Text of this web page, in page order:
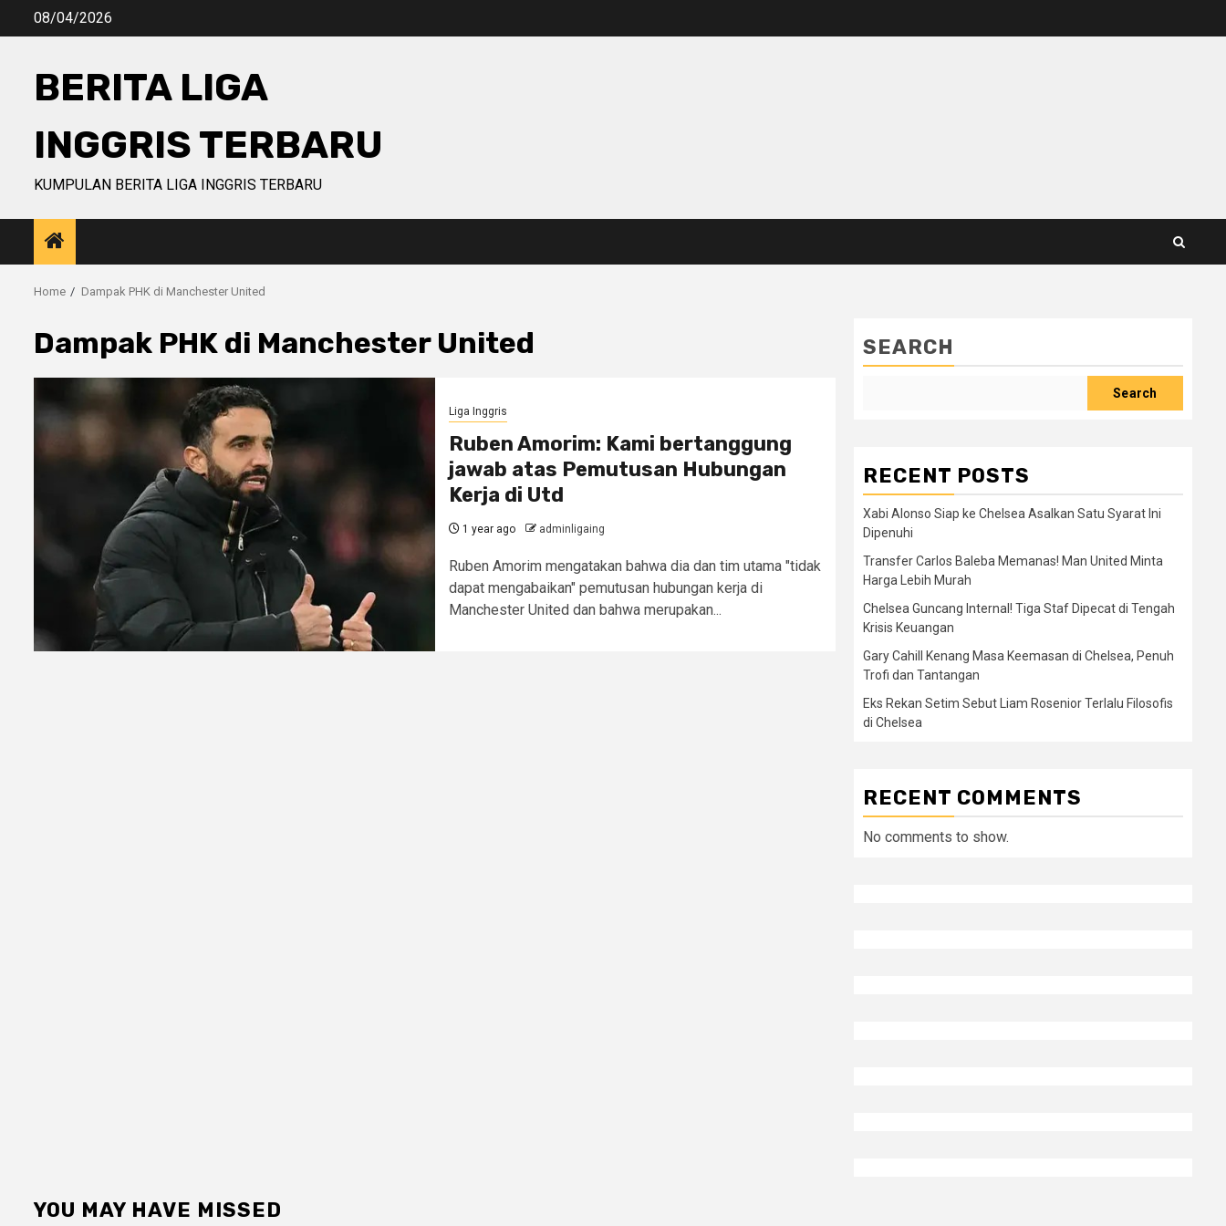
08/04/2026
BERITA LIGA
INGGRIS TERBARU
KUMPULAN BERITA LIGA INGGRIS TERBARU
Home Dampak PHK di Manchester United
Dampak PHK di Manchester United
Liga Inggris
Ruben Amorim: Kami bertanggung
jawab atas Pemutusan Hubungan
Kerja di Utd
1 year ago adminligaing
Ruben Amorim mengatakan bahwa dia dan tim utama "tidak
dapat mengabaikan" pemutusan hubungan kerja di
Manchester United dan bahwa merupakan...
SEARCH
Search
RECENT POSTS
Xabi Alonso Siap ke Chelsea Asalkan Satu Syarat Ini
Dipenuhi
Transfer Carlos Baleba Memanas! Man United Minta
Harga Lebih Murah
Chelsea Guncang Internal! Tiga Staf Dipecat di Tengah
Krisis Keuangan
Gary Cahill Kenang Masa Keemasan di Chelsea, Penuh
Trofi dan Tantangan
Eks Rekan Setim Sebut Liam Rosenior Terlalu Filosofis
di Chelsea
RECENT COMMENTS
No comments to show.
YOU MAY HAVE MISSED